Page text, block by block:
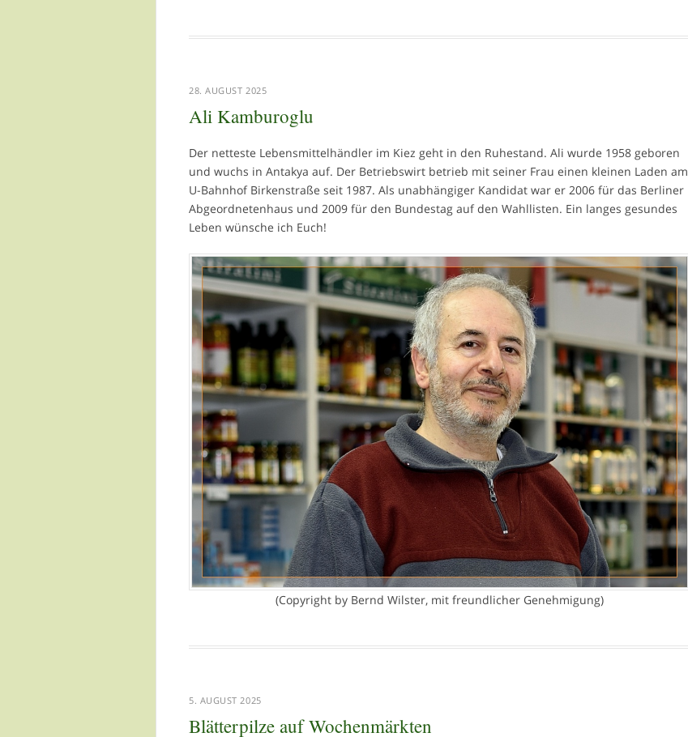
28. AUGUST 2025
Ali Kamburoglu
Der netteste Lebensmittelhändler im Kiez geht in den Ruhestand. Ali wurde 1958 geboren
und wuchs in Antakya auf. Der Betriebswirt betrieb mit seiner Frau einen kleinen Laden am
U-Bahnhof Birkenstraße seit 1987. Als unabhängiger Kandidat war er 2006 für das Berliner
Abgeordnetenhaus und 2009 für den Bundestag auf den Wahllisten. Ein langes gesundes
Leben wünsche ich Euch!
(Copyright by Bernd Wilster, mit freundlicher Genehmigung)
5. AUGUST 2025
Blätterpilze auf Wochenmärkten